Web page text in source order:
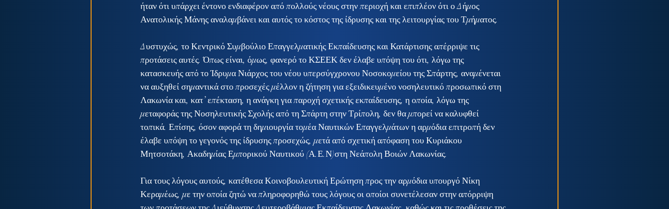
ήταν ότι υπάρχει έντονο ενδιαφέρον από πολλούς νέους στην περιοχή και επιπλέον ότι ο Δήμος
Ανατολικής Μάνης αναλαμβάνει και αυτός το κόστος της ίδρυσης και της λειτουργίας του Τμήματος.
Δυστυχώς, το Κεντρικό Συμβούλιο Επαγγελματικής Εκπαίδευσης και Κατάρτισης απέρριψε τις
προτάσεις αυτές. Όπως είναι, όμως, φανερό το ΚΣΕΕΚ δεν έλαβε υπόψη του ότι, λόγω της
κατασκευής από το Ίδρυμα Νιάρχος του νέου υπερσύγχρονου Νοσοκομείου της Σπάρτης, αναμένεται
να αυξηθεί σημαντικά στο προσεχές μέλλον η ζήτηση για εξειδικευμένο νοσηλευτικό προσωπικό στη
Λακωνία και, κατ’ επέκταση, η ανάγκη για παροχή σχετικής εκπαίδευσης, η οποία, λόγω της
μεταφοράς της Νοσηλευτικής Σχολής από τη Σπάρτη στην Τρίπολη, δεν θα μπορεί να καλυφθεί
τοπικά. Επίσης, όσον αφορά τη δημιουργία τομέα Ναυτικών Επαγγελμάτων η αρμόδια επιτροπή δεν
έλαβε υπόψη το γεγονός της ίδρυσης προσεχώς, μετά από σχετική απόφαση του Κυριάκου
Μητσοτάκη, Ακαδημίας Εμπορικού Ναυτικού (Α.Ε.Ν)στη Νεάπολη Βοιών Λακωνίας.
Για τους λόγους αυτούς, κατέθεσα Κοινοβουλευτική Ερώτηση προς την αρμόδια υπουργό Νίκη
Κεραμέως, με την οποία ζητώ να πληροφορηθώ τους λόγους οι οποίοι συνετέλεσαν στην απόρριψη